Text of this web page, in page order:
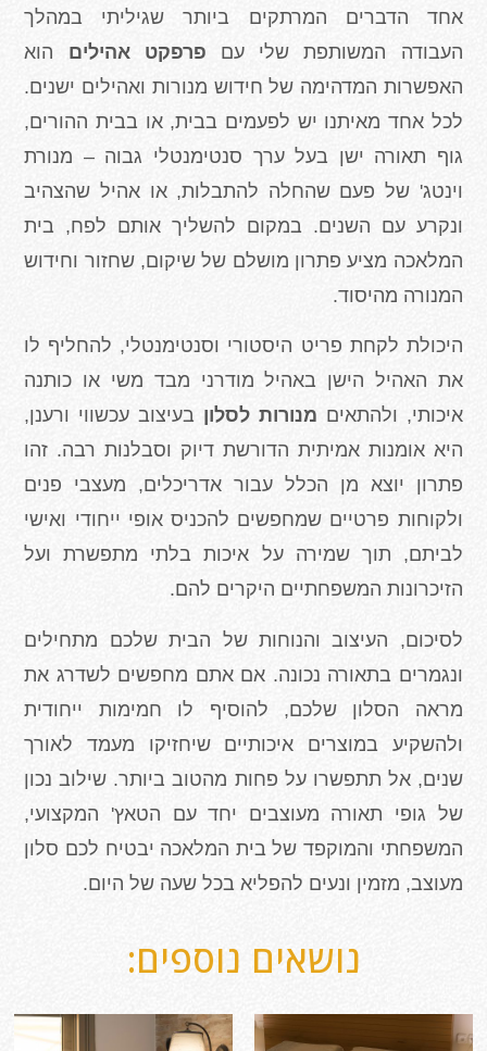
אחד הדברים המרתקים ביותר שגיליתי במהלך
העבודה המשותפת שלי עם פרפקט אהילים הוא
האפשרות המדהימה של חידוש מנורות ואהילים ישנים.
לכל אחד מאיתנו יש לפעמים בבית, או בבית ההורים,
גוף תאורה ישן בעל ערך סנטימנטלי גבוה – מנורת
וינטג' של פעם שהחלה להתבלות, או אהיל שהצהיב
ונקרע עם השנים. במקום להשליך אותם לפח, בית
המלאכה מציע פתרון מושלם של שיקום, שחזור וחידוש
המנורה מהיסוד.
היכולת לקחת פריט היסטורי וסנטימנטלי, להחליף לו
את האהיל הישן באהיל מודרני מבד משי או כותנה
איכותי, ולהתאים מנורות לסלון בעיצוב עכשווי ורענן,
היא אומנות אמיתית הדורשת דיוק וסבלנות רבה. זהו
פתרון יוצא מן הכלל עבור אדריכלים, מעצבי פנים
ולקוחות פרטיים שמחפשים להכניס אופי ייחודי ואישי
לביתם, תוך שמירה על איכות בלתי מתפשרת ועל
הזיכרונות המשפחתיים היקרים להם.
לסיכום, העיצוב והנוחות של הבית שלכם מתחילים
ונגמרים בתאורה נכונה. אם אתם מחפשים לשדרג את
מראה הסלון שלכם, להוסיף לו חמימות ייחודית
ולהשקיע במוצרים איכותיים שיחזיקו מעמד לאורך
שנים, אל תתפשרו על פחות מהטוב ביותר. שילוב נכון
של גופי תאורה מעוצבים יחד עם הטאץ' המקצועי,
המשפחתי והמוקפד של בית המלאכה יבטיח לכם סלון
מעוצב, מזמין ונעים להפליא בכל שעה של היום.
נושאים נוספים: